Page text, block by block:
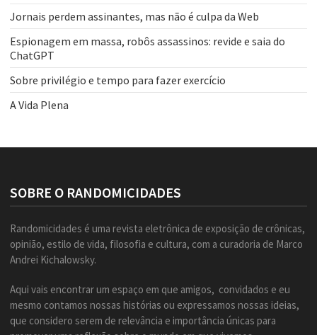
Jornais perdem assinantes, mas não é culpa da Web
Espionagem em massa, robôs assassinos: revide e saia do
ChatGPT
Sobre privilégio e tempo para fazer exercício
A Vida Plena
SOBRE O RANDOMICIDADES
Randomicidades é uma revista eletrônica de exposição de crônicas,
opinião, estilo de vida, filosofia e cultura, com a curadoria de Marco
Andrei Kichalowsky.
Aqui vais encontrar um espaço em que amigos, convidados e eu
mesmo contamos nossas histórias ou expressamos nossas ideias,
que considero serem de relevância e importância únicas para